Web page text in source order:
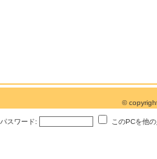
©
パスワード: このPCを他